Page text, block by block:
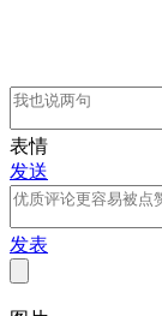
表情
发送
发表